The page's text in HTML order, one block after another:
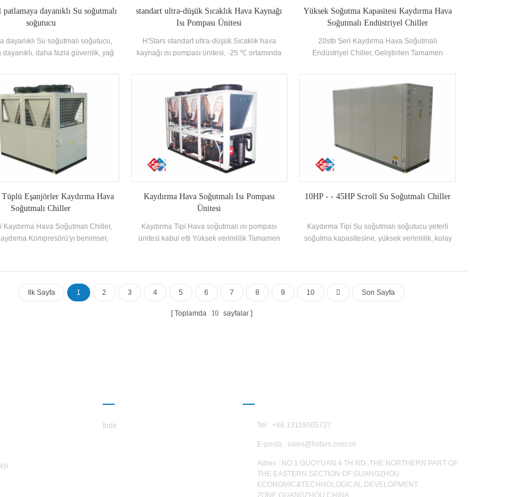
dayanıklı Su soğutmalı
soğutucu
dayanıklı Su soğutmalı soğutucu,
dayanıklı, daha fazla güvenlik, yağ
vb. Özelliklerine sahiptir.
gaz karışımlı kendi kendine
kapalı iç mekan ortamı.
standart ultra-düşük Sıcaklık Hava Kaynağı
Isı Pompası Ünitesi
H'Stars standart ultra-düşük Sıcaklık hava
kaynağı ısı pompası ünitesi, -25 ℃ ortamında
kaynağı olarak kullanarak, kirletici maddeler
boşaltılmaz ve 55 ° C Sıcak su sıcak su talebini
karşılamak için 35-55 ° C. ısıtma fonksiyonu,
doğrudan hava beslemesi veya zemin
radyasyonu için uygundur. Isıtma.
Yüksek Soğutma Kapasitesi Kaydırma Hava
Soğutmalı Endüstriyel Chiller
20stb Seri Kaydırma Hava Soğutmalı
Endüstriyel Chiller, Geliştirilen Tamamen
Yüksek Verimli R22, R407C kullanan kabuk ve
tüplü eşanjör, Soğutucu akışkan, enerji
verimliliği sınıfı 2 seviyeye kadar
Eşanjörler Kaydırma Hava
Soğutmalı Chiller
Kaydırma Hava Soğutmalı Chiller,
Kompresörü'yı benimser,
ve R407C soğutucu akışkanlar
Kaydırma Hava Soğutmalı Isı Pompası
Ünitesi
Kaydırma Tipi Hava soğutmalı ısı pompası
ünitesi kabul etti Yüksek verimlilik Tamamen
ve tüp R22, R134A, R407C kullanılarak ısı
eşanjörü ve rulo ısı eşanjörüsoğutucu
10HP - - 45HP Scroll Su Soğutmalı Chiller
Kaydırma Tipi Su soğutmalı soğutucu yeterli
soğutma kapasitesine, yüksek verimlilik, kolay
için 113400 Kcal (10HP ~ 45HP), küçük ve orta
ölçekli ofisler, fabrika atölyeleri, oteller, villalar
vb. İçin uygundur
Ilk Sayfa 1 2 3 4 5 6 7 8 9 10 Son Sayfa
Toplamda 10 sayfalar
Indir Tel : +86 13119505727
E-posta : sales@hstars.com.cn
Adres : NO.1 GUOYUAN 4 TH RD.,THE NORTHERN PART OF
THE EASTERN SECTION OF GUANGZHOU
ECONOMIC&TECHNOLOGICAL DEVELOPMENT
ZONE,GUANGZHOU,CHINA